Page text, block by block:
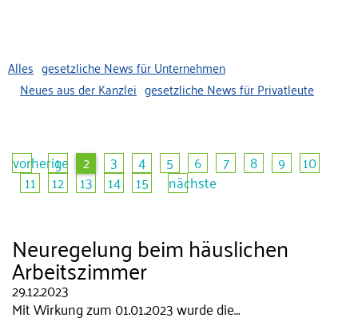
Alles gesetzliche News für Unternehmen
Neues aus der Kanzlei gesetzliche News für Privatleute
vorherige
1 2 3 4 5 6 7 8 9 10
11 12 13 14 15 nächste
Neuregelung beim häuslichen
Arbeitszimmer
29.12.2023
Mit Wirkung zum 01.01.2023 wurde die…